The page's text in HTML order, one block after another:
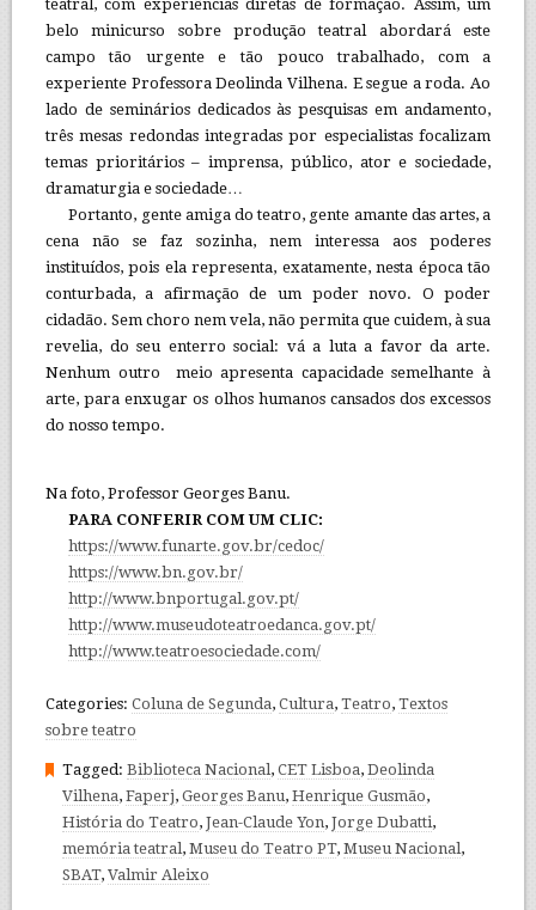
teatral, com experiências diretas de formação. Assim, um
belo minicurso sobre produção teatral abordará este
campo tão urgente e tão pouco trabalhado, com a
experiente Professora Deolinda Vilhena. E segue a roda. Ao
lado de seminários dedicados às pesquisas em andamento,
três mesas redondas integradas por especialistas focalizam
temas prioritários – imprensa, público, ator e sociedade,
dramaturgia e sociedade…
Portanto, gente amiga do teatro, gente amante das artes, a
cena não se faz sozinha, nem interessa aos poderes
instituídos, pois ela representa, exatamente, nesta época tão
conturbada, a afirmação de um poder novo. O poder
cidadão. Sem choro nem vela, não permita que cuidem, à sua
revelia, do seu enterro social: vá a luta a favor da arte.
Nenhum outro meio apresenta capacidade semelhante à
arte, para enxugar os olhos humanos cansados dos excessos
do nosso tempo.
Na foto, Professor Georges Banu.
PARA CONFERIR COM UM CLIC:
https://www.funarte.gov.br/cedoc/
https://www.bn.gov.br/
http://www.bnportugal.gov.pt/
http://www.museudoteatroedanca.gov.pt/
http://www.teatroesociedade.com/
Categories: Coluna de Segunda, Cultura, Teatro, Textos
sobre teatro
Tagged: Biblioteca Nacional, CET Lisboa, Deolinda
Vilhena, Faperj, Georges Banu, Henrique Gusmão,
História do Teatro, Jean-Claude Yon, Jorge Dubatti,
memória teatral, Museu do Teatro PT, Museu Nacional,
SBAT, Valmir Aleixo